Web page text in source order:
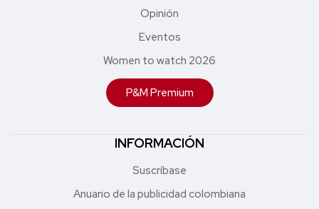
Opinión
Eventos
Women to watch 2026
P&M Premium
INFORMACIÓN
Suscríbase
Anuario de la publicidad colombiana